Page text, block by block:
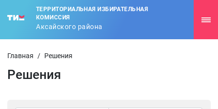
ТЕРРИТОРИАЛЬНАЯ ИЗБИРАТЕЛЬНАЯ
КОМИССИЯ
Аксайского района
Главная / Решения
Решения